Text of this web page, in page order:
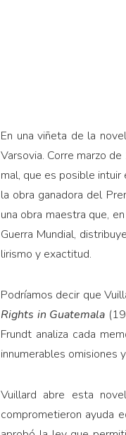
En una viñeta de la
Varsovia. Corre mar­zo
mal, que es posible
la obra ganadora del
una obra maestra que,
Guerra Mundial,
lirismo y exactitud.
Podríamos decir que
Rights in Guatemala
Frundt analiza cada
innume­rables omisiones
Vuillard abre esta
comprometieron ayuda